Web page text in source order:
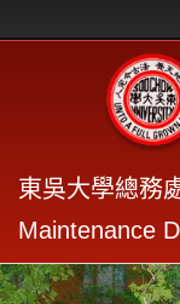
東吳大學總務
Maintenance